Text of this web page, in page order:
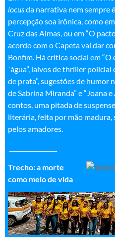
locusda narrativa nem sempre
percepção soa irônica, como
Cruz das Almas, ou em “O
acordo com o Capeta vai dar
Bonfim. Há crítica social em “O
´água”, laivos de thriller policial
de prata”, sugestões de humor
de Sabrina Miranda” e “Joana
contos, uma pitada de
literária, feita por mão madura,
pelos amadores.
Trecho: a morte
como meio de vida